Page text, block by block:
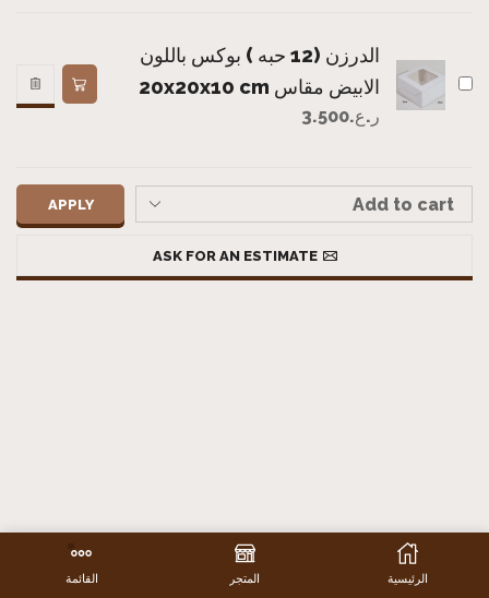
الدرزن (12 حبه ) بوكس باللون
الابيض مقاس 20x20x10 cm
ر.ع.3.500
APPLY
ASK FOR AN ESTIMATE
الرئيسية المتجر القائمة